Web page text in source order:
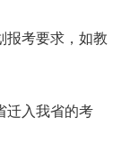
报考要求，如教
迁入我省的考